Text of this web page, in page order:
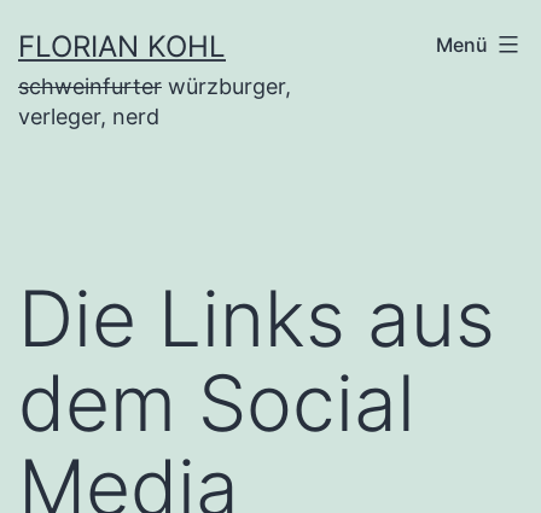
Inhalt
springen
FLORIAN KOHL
schweinfurter würzburger,
verleger, nerd
Menü
Die Links aus
dem Social
Media